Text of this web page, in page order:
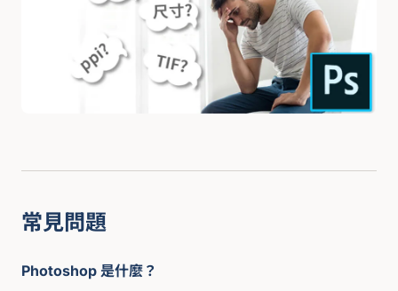
常見問題
Photoshop 是什麼？